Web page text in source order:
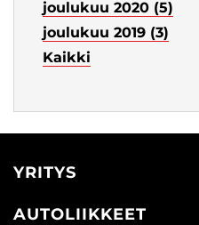
joulukuu 2020 (5)
joulukuu 2019 (3)
Kaikki
YRITYS
AUTOLIIKKEET